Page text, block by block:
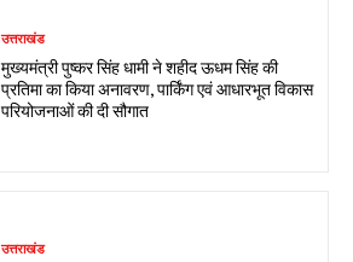
उत्तराखंड
मुख्यमंत्री पुष्कर सिंह धामी ने शहीद ऊधम सिंह की
प्रतिमा का किया अनावरण, पार्किंग एवं आधारभूत विकास
परियोजनाओं की दी सौगात
उत्तराखंड